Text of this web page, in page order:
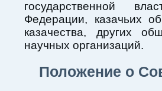
государственной
Федерации, казачьих
казачества, других
научных организаций.
Положение о